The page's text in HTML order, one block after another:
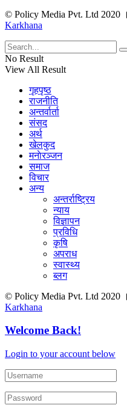
© Policy Media Pvt. Ltd 2020
Karkhana
No Result
View All Result
गृहपृष्ठ
राजनीति
अन्तर्वार्ता
संसद
अर्थ
खेलकुद
मनाेरञ्जन
समाज
विचार
अन्य
अन्तर्राष्ट्रिय
न्याय
विज्ञापन
प्रविधि
कृषि
अपराध
स्वास्थ्य
ब्लग
© Policy Media Pvt. Ltd 2020
Karkhana
Welcome Back!
Login to your account below